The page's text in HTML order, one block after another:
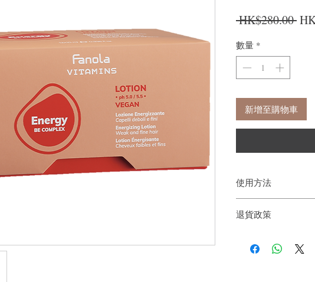
HK$280.00 一
數量 *
新增至購物車
使用方法
為了獲得更好的效果
退貨政策
戶。首先，您需要在